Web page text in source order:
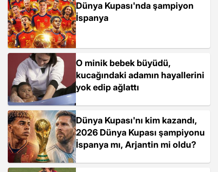
Dünya Kupası'nda şampiyon
İspanya
O minik bebek büyüdü,
kucağındaki adamın hayallerini
yok edip ağlattı
Dünya Kupası'nı kim kazandı,
2026 Dünya Kupası şampiyonu
İspanya mı, Arjantin mi oldu?